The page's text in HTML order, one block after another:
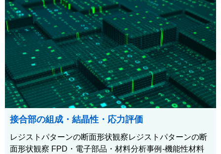
接合部の組成・結晶性・応力評価
レジストパターンの断面形状観察レジストパターンの断
面形状観察 FPD・電子部品・材料分析事例-機能性材料